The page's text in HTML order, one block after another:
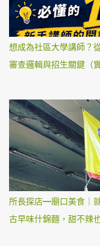
想成為社區大學講師？
審查邏輯與招生關鍵（
所長探店—廟口美食｜
古早味什錦麵，甜不辣